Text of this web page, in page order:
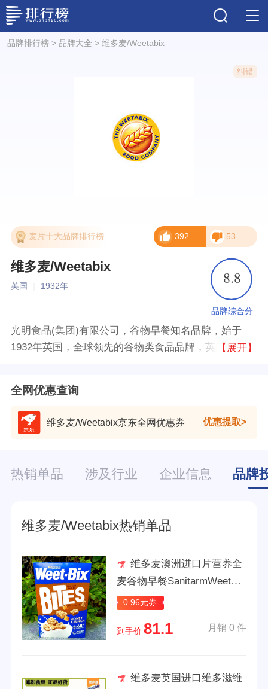
品牌排行榜> 品牌大全 > 维多麦/Weetabix
纠错
麦片十大品牌排行榜 392 53
维多麦/Weetabix
英国 1932年 8.8
品牌综合分
光明食品(集团)有限公司，谷物早餐知名品牌，始于
1932年英国，全球领先的谷物类食品品牌，英国较大的
【展开】
全网优惠查询
维多麦/Weetabix京东全网优惠券 优惠提取
热销单品 涉及行业 企业信息 品牌
维多麦/Weetabix热销单品
维多麦澳洲进口片营养全
麦谷物早餐SanitarmWeetBix
Breakfast 25.01.10蜂蜜味HO
0.96元券
到手价 81.1 月销 0 件
维多麦英国进口维多滋维